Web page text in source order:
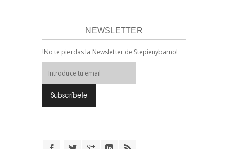
NEWSLETTER
!No te pierdas la Newsletter de Stepienybarno!